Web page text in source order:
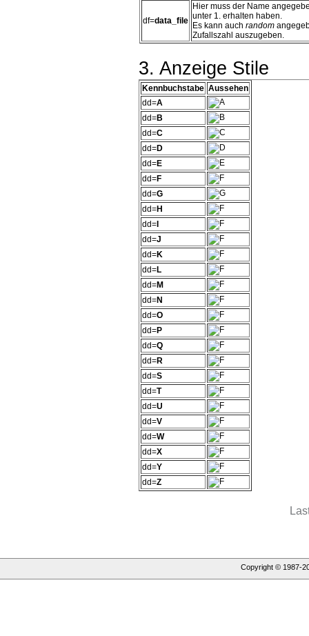
df=data_file
Hier muss der Name
unter 1. erhalten haben.
Es kann auch random
Zufallszahl auszugeben.
3. Anzeige Stile
Kennbuchstabe Aussehen
dd=A
dd=B
dd=C
dd=D
dd=E
dd=F
dd=G
dd=H
dd=
dd=J
dd=K
dd=L
dd=M
dd=N
dd=O
dd=P
dd=Q
dd=R
dd=S
dd=T
dd=U
dd=V
dd=W
dd=X
dd=Y
dd=Z
Copyright © 1987-